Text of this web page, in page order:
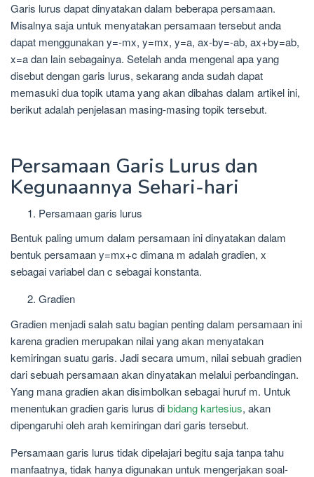
Garis lurus dapat dinyatakan dalam beberapa persamaan.
Misalnya saja untuk menyatakan persamaan tersebut anda
dapat menggunakan y=-mx, y=mx, y=a, ax-by=-ab, ax+by=ab,
x=a dan lain sebagainya. Setelah anda mengenal apa yang
disebut dengan garis lurus, sekarang anda sudah dapat
memasuki dua topik utama yang akan dibahas dalam artikel ini,
berikut adalah penjelasan masing-masing topik tersebut.
Persamaan Garis Lurus dan
Kegunaannya Sehari-hari
Persamaan garis lurus
Bentuk paling umum dalam persamaan ini dinyatakan dalam
bentuk persamaan y=mx+c dimana m adalah gradien, x
sebagai variabel dan c sebagai konstanta.
Gradien
Gradien menjadi salah satu bagian penting dalam persamaan ini
karena gradien merupakan nilai yang akan menyatakan
kemiringan suatu garis. Jadi secara umum, nilai sebuah gradien
dari sebuah persamaan akan dinyatakan melalui perbandingan.
Yang mana gradien akan disimbolkan sebagai huruf m. Untuk
menentukan gradien garis lurus dibidang kartesius, akan
dipengaruhi oleh arah kemiringan dari garis tersebut.
Persamaan garis lurus tidak dipelajari begitu saja tanpa tahu
manfaatnya, tidak hanya digunakan untuk mengerjakan soal-